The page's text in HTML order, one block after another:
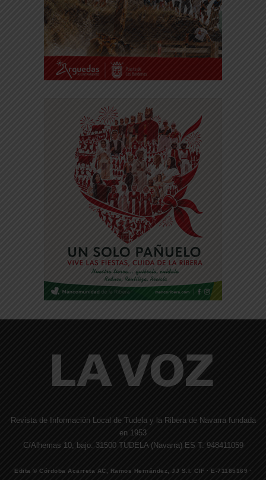
Revista de Información Local de Tudela y la Ribera de Navarra fundada
en 1953
C/Alhemas 10, bajo. 31500 TUDELA (Navarra) ES T. 948411059
Edita © Córdoba Acarreta AC, Ramos Hernández, JJ S.I. CIF · E-71185169 ·